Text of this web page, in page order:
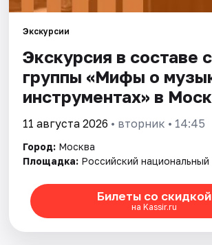
Экскурсии
Экскурсия в составе
группы «Мифы о
инструментах» в
11 августа 2026 • вторник • 14:45
Город: Москва
Площадка: Российский
Билеты со скидкой
на Kassir.ru